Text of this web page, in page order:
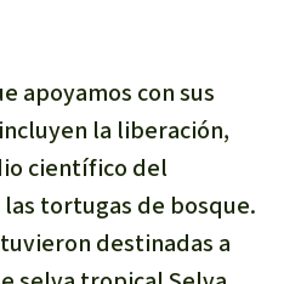
apoyamos con sus
la liberación,
científico del
tortugas de bosque.
destinadas a